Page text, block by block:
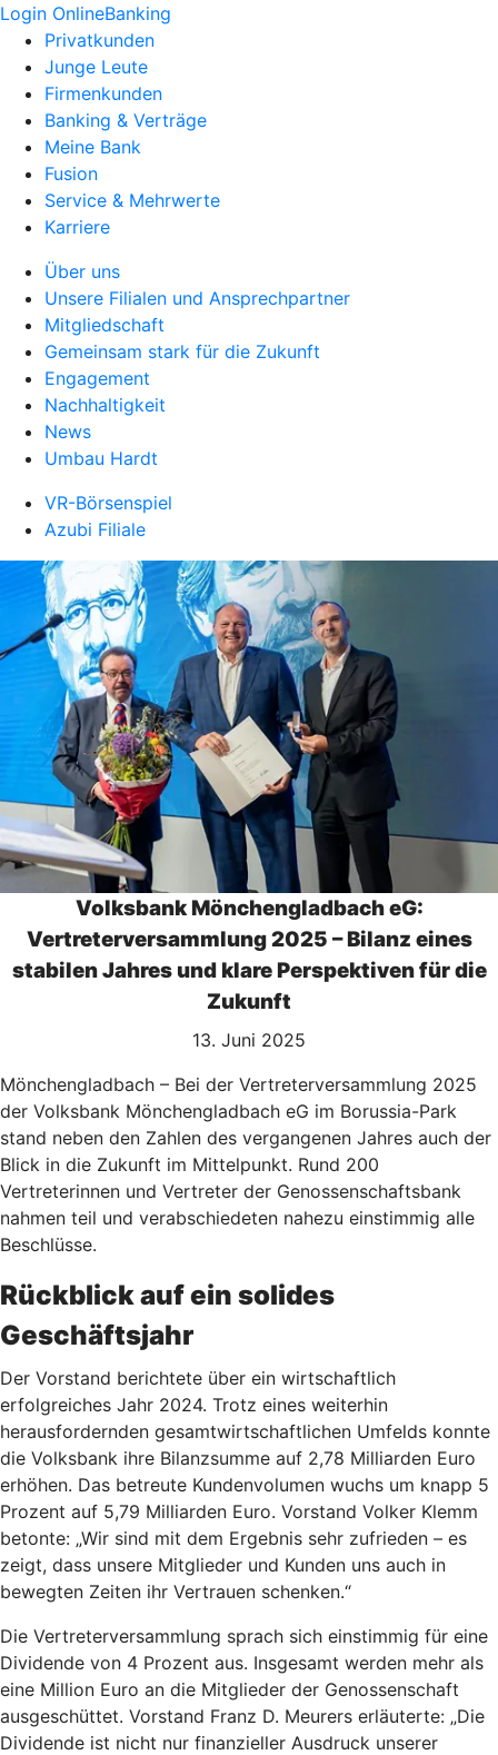
Login OnlineBanking
Privatkunden
Junge Leute
Firmenkunden
Banking & Verträge
Meine Bank
Fusion
Service & Mehrwerte
Karriere
Über uns
Unsere Filialen und Ansprechpartner
Mitgliedschaft
Gemeinsam stark für die Zukunft
Engagement
Nachhaltigkeit
News
Umbau Hardt
VR-Börsenspiel
Azubi Filiale
Volksbank Mönchengladbach eG:
Vertreterversammlung 2025 – Bilanz eines
stabilen Jahres und klare Perspektiven für die
Zukunft
13. Juni 2025
Mönchengladbach – Bei der Vertreterversammlung 2025
der Volksbank Mönchengladbach eG im Borussia-Park
stand neben den Zahlen des vergangenen Jahres auch der
Blick in die Zukunft im Mittelpunkt. Rund 200
Vertreterinnen und Vertreter der Genossenschaftsbank
nahmen teil und verabschiedeten nahezu einstimmig alle
Beschlüsse.
Rückblick auf ein solides
Geschäftsjahr
Der Vorstand berichtete über ein wirtschaftlich
erfolgreiches Jahr 2024. Trotz eines weiterhin
herausfordernden gesamtwirtschaftlichen Umfelds konnte
die Volksbank ihre Bilanzsumme auf 2,78 Milliarden Euro
erhöhen. Das betreute Kundenvolumen wuchs um knapp 5
Prozent auf 5,79 Milliarden Euro. Vorstand Volker Klemm
betonte: „Wir sind mit dem Ergebnis sehr zufrieden – es
zeigt, dass unsere Mitglieder und Kunden uns auch in
bewegten Zeiten ihr Vertrauen schenken.“
Die Vertreterversammlung sprach sich einstimmig für eine
Dividende von 4 Prozent aus. Insgesamt werden mehr als
eine Million Euro an die Mitglieder der Genossenschaft
ausgeschüttet. Vorstand Franz D. Meurers erläuterte: „Die
Dividende ist nicht nur finanzieller Ausdruck unserer